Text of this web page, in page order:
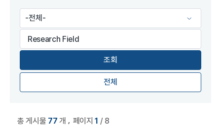
전체
총 게시물 77 개 페이지1 / 8